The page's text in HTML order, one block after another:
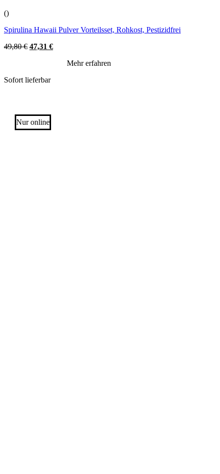
()
Spirulina Hawaii Pulver Vorteilsset, Rohkost, Pestizidfrei
49,80€ Original
47,31 €Current
Mehr erfahren
Sofort lieferbar
Nur online